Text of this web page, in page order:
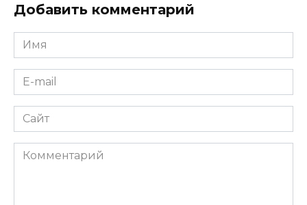
Добавить комментарий
Имя
*
E-
mail
*Сайт
Комментарий